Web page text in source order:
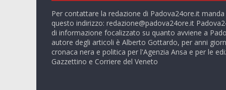
Per contattare la redazione di Padova24ore.it
questo indirizzo: redazione@padova24ore.it
di informazione focalizzato su quanto avviene a
autore degli articoli è Alberto Gottardo, per anni
cronaca nera e politica per l'Agenzia Ansa e per le
Gazzettino e Corriere del Veneto